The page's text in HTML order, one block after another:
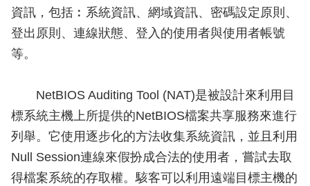
資訊，包括︰系統資訊、網域資訊、密碼設定原則、
登出原則、連線狀態、登入的使用者與使用者帳號
等。
NetBIOS Auditing Tool (NAT)是被設計來利用目
標系統主機上所提供的NetBIOS檔案共享服務來進行
列舉。它使用逐步化的方法收集系統資訊，並且利用
Null Session連線來假扮成合法的使用者，嘗試去取
得檔案系統的存取權。駭客可以利用遠端目標主機的